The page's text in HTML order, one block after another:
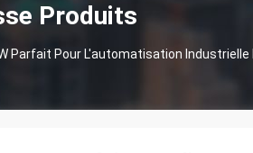
Produits
Parfait Pour L'automatisation Industrielle